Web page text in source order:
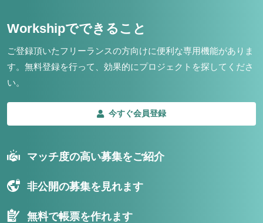
Workshipでできること
ご登録頂いたフリーランスの方向けに便利な専用機能がありま
す。 無料登録を行って、効果的にプロジェクトを探してくださ
い。
今すぐ会員登録
マッチ度の高い募集をご紹介
非公開の募集を見れます
無料で帳票を作れます